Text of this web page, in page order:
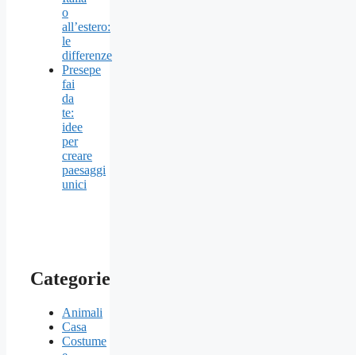
o
all’estero:
le
differenze
Presepe
fai
da
te:
idee
per
creare
paesaggi
unici
Categorie
Animali
Casa
Costume